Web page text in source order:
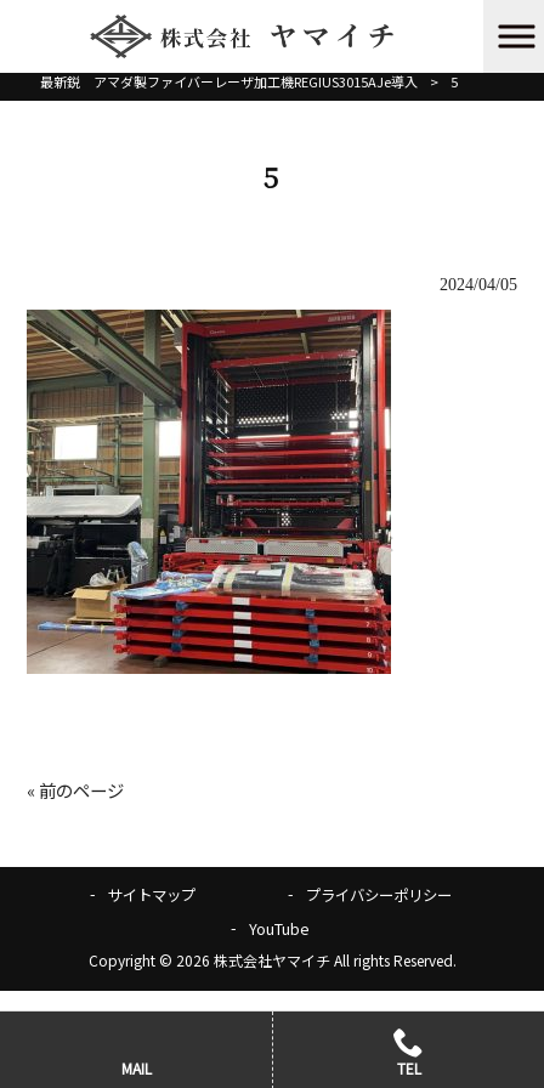
株式会社ヤマイチ HOME
最新鋭 アマダ製ファイバーレーザ加工機REGIUS3015AJe導入
> 5
5
2024/04/05
« 前のページ
サイトマップ
プライバシーポリシー
YouTube
Copyright © 2026 株式会社ヤマイチ All rights Reserved.
MAIL TEL